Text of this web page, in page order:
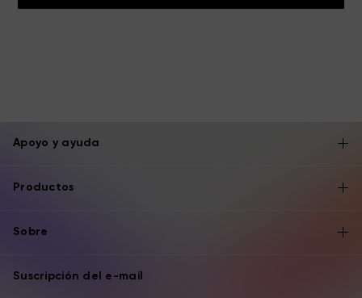
Apoyo y ayuda
Productos
Sobre
Suscripción del e-mail